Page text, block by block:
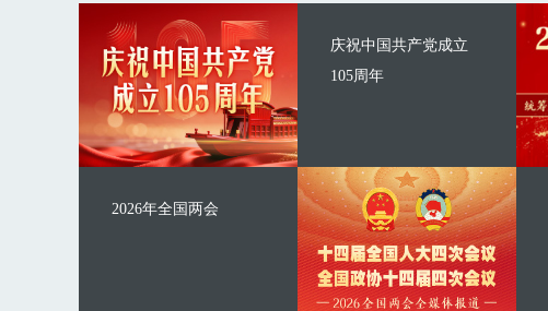
庆祝中国共产党成立
105周年
2026年全国两会